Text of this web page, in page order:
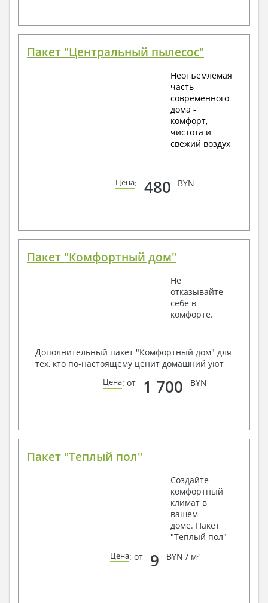
Пакет "Центральный пылесос"
Неотъемлемая
часть
современного
дома -
комфорт,
чистота и
свежий воздух
Цена: 480 BYN
Пакет "Комфортный дом"
Не
отказывайте
себе в
комфорте.
Дополнительный пакет "Комфортный дом" для
тех, кто по-настоящему ценит домашний уют
Цена: от 1 700 BYN
Пакет "Теплый пол"
Создайте
комфортный
климат в
вашем
доме. Пакет
"Теплый пол"
Цена: от 9 BYN / м²